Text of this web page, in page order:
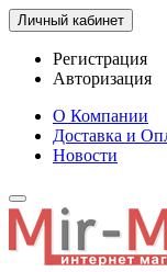
Личный кабинет
Регистрация
Авторизация
О Компании
Доставка и
Новости